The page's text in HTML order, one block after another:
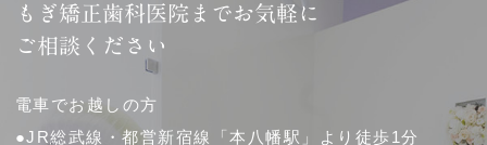
もぎ矯正歯科医院までお気軽に
ご相談ください
電車でお越しの方
●JR総武線・都営新宿線「本八幡駅」より徒歩1分